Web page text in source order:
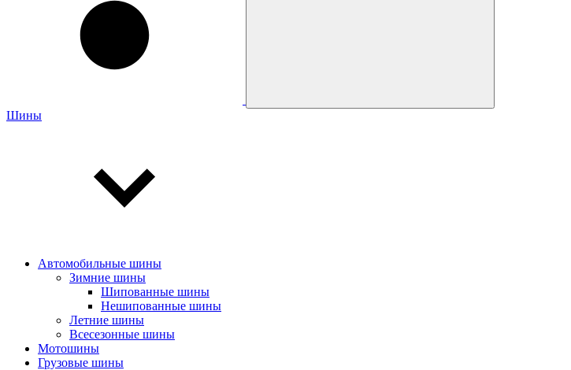
Шины
Автомобильные шины
Зимние шины
Шипованные шины
Нешипованные шины
Летние шины
Всесезонные шины
Мотошины
Грузовые шины